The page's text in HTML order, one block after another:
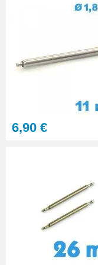
6,90 €